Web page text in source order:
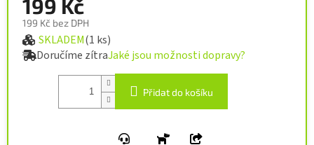
199 Kč
199 Kč bez DPH
Měrná cena:
SKLADEM(1 ks)
Doručíme zítraJaké jsou možnosti dopravy?
Přidat do košíku